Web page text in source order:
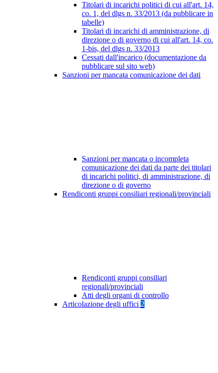
Titolari di incarichi politici di cui all'art. 14,
co. 1, del dlgs n. 33/2013 (da pubblicare in
tabelle)
Titolari di incarichi di amministrazione, di
direzione o di governo di cui all'art. 14, co.
1-bis, del dlgs n. 33/2013
Cessati dall'incarico (documentazione da
pubblicare sul sito web)
Sanzioni per mancata comunicazione dei dati
Sanzioni per mancata o incompleta
comunicazione dei dati da parte dei titolari
di incarichi politici, di amministrazione, di
direzione o di governo
Rendiconti gruppi consiliari regionali/provinciali
Rendiconti gruppi consiliari
regionali/provinciali
Atti degli organi di controllo
Articolazione degli uffici 2